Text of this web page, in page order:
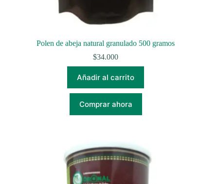
Polen de abeja natural granulado 500 gramos
$34.000
Añadir al carrito
Comprar ahora